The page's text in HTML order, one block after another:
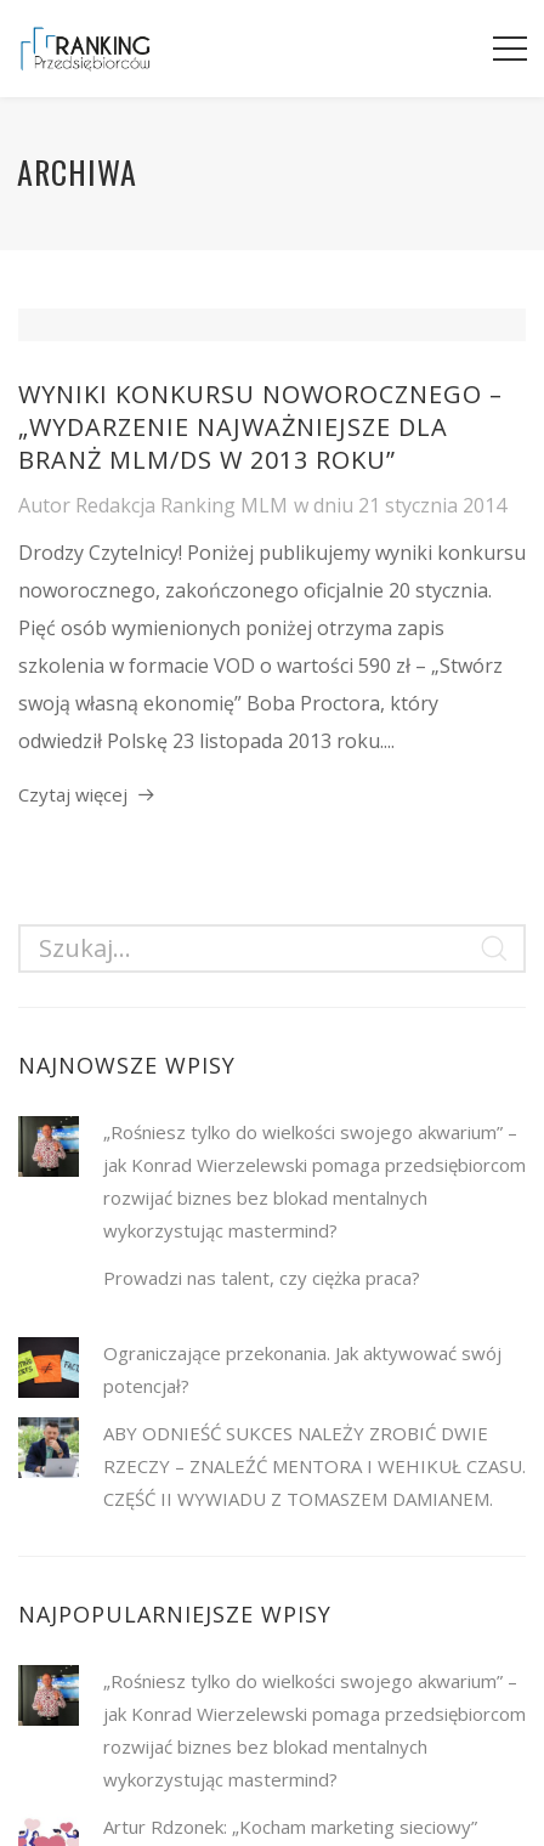
ARCHIWA
WYNIKI KONKURSU NOWOROCZNEGO –
„WYDARZENIE NAJWAŻNIEJSZE DLA
BRANŻ MLM/DS W 2013 ROKU”
Autor Redakcja Ranking MLM w dniu 21 stycznia 2014
Drodzy Czytelnicy! Poniżej publikujemy wyniki konkursu
noworocznego, zakończonego oficjalnie 20 stycznia.
Pięć osób wymienionych poniżej otrzyma zapis
szkolenia w formacie VOD o wartości 590 zł – „Stwórz
swoją własną ekonomię” Boba Proctora, który
odwiedził Polskę 23 listopada 2013 roku....
Czytaj więcej
NAJNOWSZE WPISY
„Rośniesz tylko do wielkości swojego akwarium” –
jak Konrad Wierzelewski pomaga przedsiębiorcom
rozwijać biznes bez blokad mentalnych
wykorzystując mastermind?
Prowadzi nas talent, czy ciężka praca?
Ograniczające przekonania. Jak aktywować swój
potencjał?
ABY ODNIEŚĆ SUKCES NALEŻY ZROBIĆ DWIE
RZECZY – ZNALEŹĆ MENTORA I WEHIKUŁ CZASU.
CZĘŚĆ II WYWIADU Z TOMASZEM DAMIANEM.
NAJPOPULARNIEJSZE WPISY
„Rośniesz tylko do wielkości swojego akwarium” –
jak Konrad Wierzelewski pomaga przedsiębiorcom
rozwijać biznes bez blokad mentalnych
wykorzystując mastermind?
Artur Rdzonek: „Kocham marketing sieciowy”